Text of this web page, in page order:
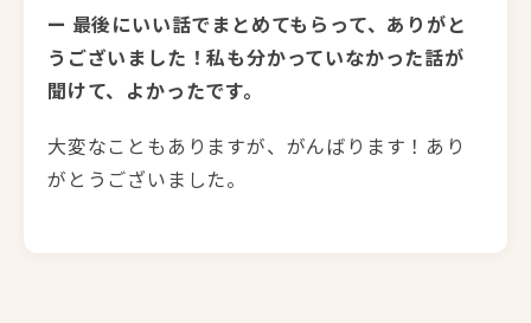
ー 最後にいい話でまとめてもらって、ありがと
うございました！私も分かっていなかった話が
聞けて、よかったです。
大変なこともありますが、がんばります！あり
がとうございました。